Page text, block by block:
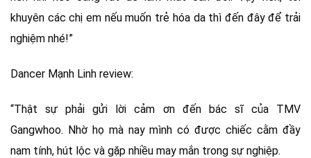
khuyên các chị em nếu muốn trẻ hóa da thì đến đây để trải
nghiệm nhé!”
Dancer Mạnh Linh review:
“Thật sự phải gửi lời cảm ơn đến bác sĩ của TMV
Gangwhoo. Nhờ họ mà nay mình có được chiếc cằm đầy
nam tính, hút lộc và gặp nhiều may mắn trong sự nghiệp.